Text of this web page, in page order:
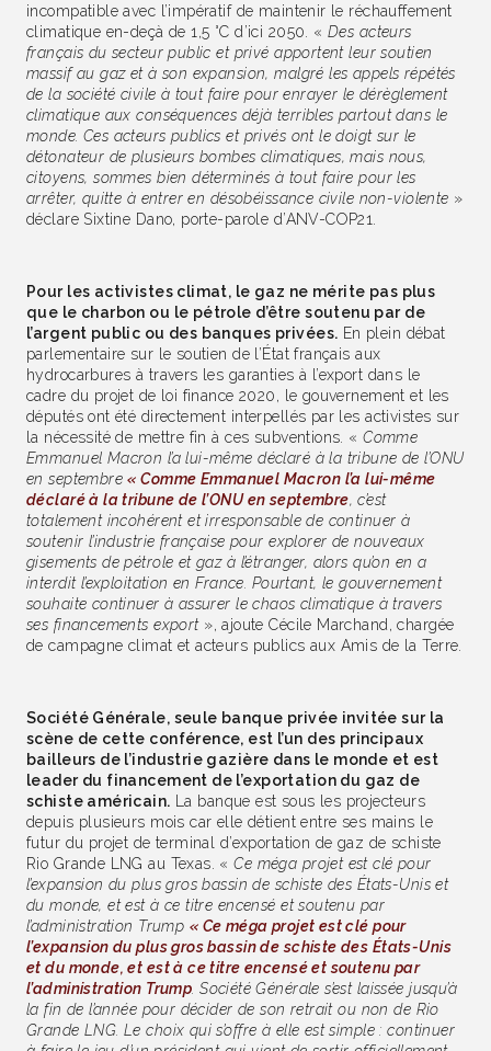
incompatible avec l’impératif de maintenir le réchauffement
climatique en-deçà de 1,5 °C d’ici 2050. «Des acteurs
français du secteur public et privé apportent leur soutien
massif au gaz et à son expansion, malgré les appels répétés
de la société civile à tout faire pour enrayer le dérèglement
climatique aux conséquences déjà terribles partout dans le
monde. Ces acteurs publics et privés ont le doigt sur le
détonateur de plusieurs bombes climatiques, mais nous,
citoyens, sommes bien déterminés à tout faire pour les
arrêter, quitte à entrer en désobéissance civile non-violente »
déclare Sixtine Dano, porte-parole d’ANV-COP21.
Pour les activistes climat, le gaz ne mérite pas plus
que le charbon ou le pétrole d’être soutenu par de
l’argent public ou des banques privées. En plein débat
parlementaire sur le soutien de l’État français aux
hydrocarbures à travers les garanties à l’export dans le
cadre du projet de loi finance 2020, le gouvernement et les
députés ont été directement interpellés par les activistes sur
la nécessité de mettre fin à ces subventions. «Comme
Emmanuel Macron l’a lui-même déclaré à la tribune de l’ONU
en septembre« Comme Emmanuel Macron l’a lui-même
déclaré à la tribune de l’ONU en septembre, c’est
totalement incohérent et irresponsable de continuer à
soutenir l’industrie française pour explorer de nouveaux
gisements de pétrole et gaz à l’étranger, alors qu’on en a
interdit l’exploitation en France. Pourtant, le gouvernement
souhaite continuer à assurer le chaos climatique à travers
ses financements export», ajoute Cécile Marchand, chargée
de campagne climat et acteurs publics aux Amis de la Terre.
Société Générale, seule banque privée invitée sur la
scène de cette conférence, est l’un des principaux
bailleurs de l’industrie gazière dans le monde et est
leader du financement de l’exportation du gaz de
schiste américain. La banque est sous les projecteurs
depuis plusieurs mois car elle détient entre ses mains le
futur du projet de terminal d’exportation de gaz de schiste
Rio Grande LNG au Texas. «Ce méga projet est clé pour
l’expansion du plus gros bassin de schiste des États-Unis et
du monde, et est à ce titre encensé et soutenu par
l’administration Trump « Ce méga projet est clé pour
l’expansion du plus gros bassin de schiste des États-Unis
et du monde, et est à ce titre encensé et soutenu par
l’administration Trump . Société Générale s’est laissée jusqu’à
la fin de l’année pour décider de son retrait ou non de Rio
Grande LNG. Le choix qui s’offre à elle est simple : continuer